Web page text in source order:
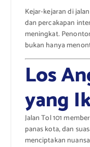
Kejar-kejaran di
dan percakapan
meningkat.
bukan hanya
Los
yang
Jalan Tol 101
panas kota, dan
menciptakan